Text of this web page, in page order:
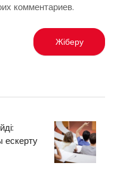
комментариев.
ескерту